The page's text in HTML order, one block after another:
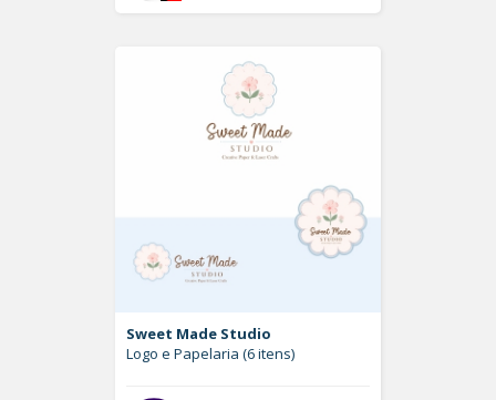
Sweet Made Studio
Logo e Papelaria (6 itens)